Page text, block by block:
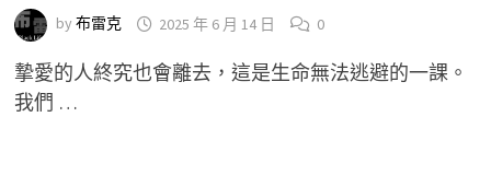
by 布雷克 2025 年 6 月 14 日 0
摯愛的人終究也會離去，這是生命無法逃避的一課。
我們 …